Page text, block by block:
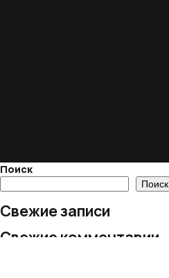
Поиск
Поиск
Свежие записи
Свежие комментарии